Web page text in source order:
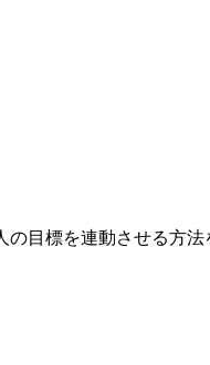
目標を連動させる方法